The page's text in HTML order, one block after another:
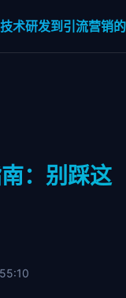
术研发到引流营销
：别踩这